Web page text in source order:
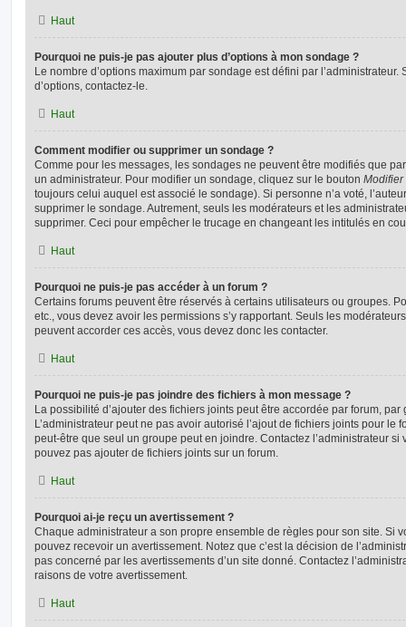
Haut
Pourquoi ne puis-je pas ajouter plus d’options à mon sondage ?
Le nombre d’options maximum par sondage est défini par l’administrateur.
d’options, contactez-le.
Haut
Comment modifier ou supprimer un sondage ?
Comme pour les messages, les sondages ne peuvent être modifiés que
un administrateur. Pour modifier un sondage, cliquez sur le bouton Modifier
toujours celui auquel est associé le sondage). Si personne n’a voté,
supprimer le sondage. Autrement, seuls les modérateurs et les
supprimer. Ceci pour empêcher le trucage en changeant les intitulés en
Haut
Pourquoi ne puis-je pas accéder à un forum ?
Certains forums peuvent être réservés à certains utilisateurs ou groupes.
etc., vous devez avoir les permissions s’y rapportant. Seuls les
peuvent accorder ces accès, vous devez donc les contacter.
Haut
Pourquoi ne puis-je pas joindre des fichiers à mon message ?
La possibilité d’ajouter des fichiers joints peut être accordée par forum, par
L’administrateur peut ne pas avoir autorisé l’ajout de fichiers joints pour le
peut-être que seul un groupe peut en joindre. Contactez l’administrateur
pouvez pas ajouter de fichiers joints sur un forum.
Haut
Pourquoi ai-je reçu un avertissement ?
Chaque administrateur a son propre ensemble de règles pour son site. Si
pouvez recevoir un avertissement. Notez que c’est la décision de
pas concerné par les avertissements d’un site donné. Contactez
raisons de votre avertissement.
Haut